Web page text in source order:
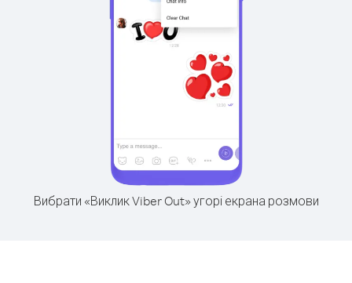
Вибрати «Виклик Viber Out» угорі екрана розмови